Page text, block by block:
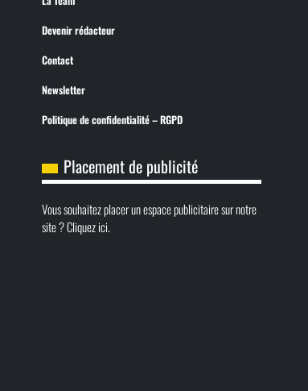
Devenir rédacteur
Contact
Newsletter
Politique de confidentialité – RGPD
Placement de publicité
Vous souhaitez placer un espace publicitaire sur notre
site ? Cliquez ici.